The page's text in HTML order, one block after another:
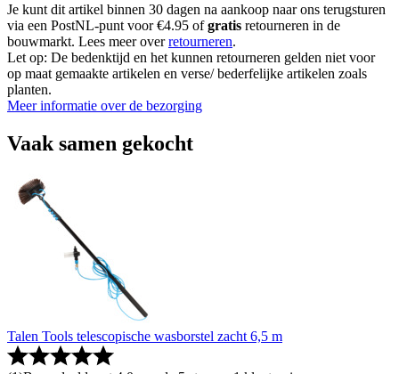
Je kunt dit artikel binnen 30 dagen na aankoop naar ons terugsturen
via een PostNL-punt voor €4.95 ofgratis retourneren in de
bouwmarkt. Lees meer overretourneren.
Let op: De bedenktijd en het kunnen retourneren gelden niet voor
op maat gemaakte artikelen en verse/ bederfelijke artikelen zoals
planten.
Meer informatie over de bezorging
Vaak samen gekocht
Talen Tools telescopische wasborstel zacht 6,5 m